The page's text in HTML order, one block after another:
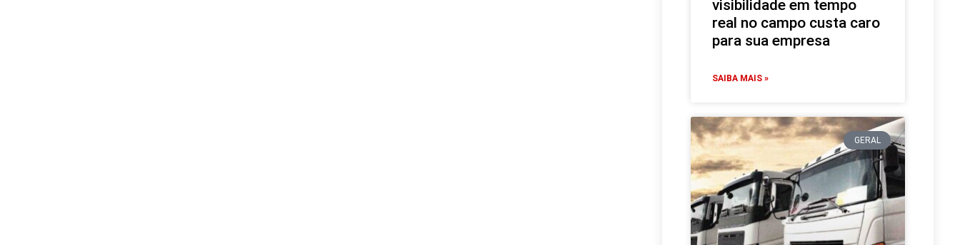
visibilidade em tempo
real no campo custa caro
para sua empresa
SAIBA MAIS »
GERAL